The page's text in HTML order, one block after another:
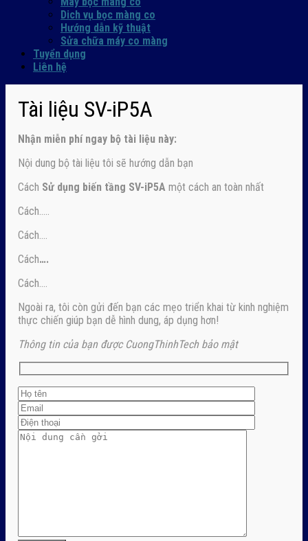
Dich vụ bọc màng co
Hướng dẫn kỹ thuật
Sửa chữa máy co màng
Tuyển dụng
Liên hệ
Tài liệu SV-iP5A
Nhận miễn phí ngay bộ tài liệu này:
Nội dung bộ tài liệu tôi sẽ hướng dẫn bạn
Cách Sử dụng biến tầng SV-iP5A một cách an toàn nhất
Cách…..
Cách….
Cách….
Cách….
Ngoài ra, tôi còn gửi đến bạn các mẹo triển khai từ kinh nghiệm
thực chiến giúp bạn dễ hình dung, áp dụng hơn!
Thông tin của bạn được CuongThinhTech bảo mật